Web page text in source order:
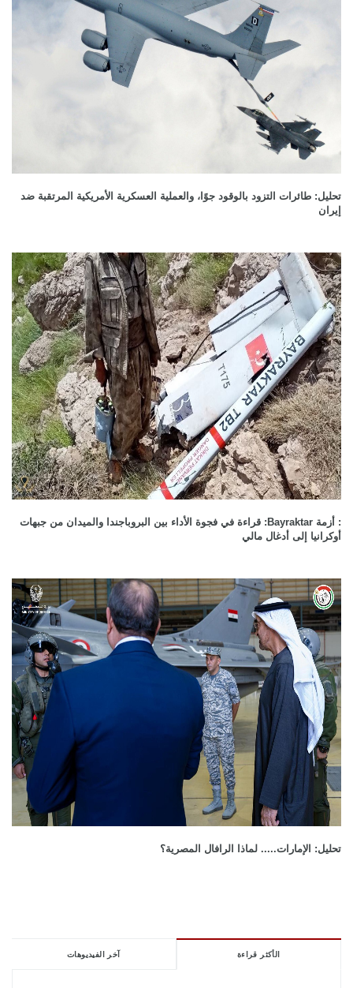
تحليل: طائرات التزود بالوقود جوًا، والعملية العسكرية الأمريكية المرتقبة ضد
إيران
: أزمة Bayraktar: قراءة في فجوة الأداء بين البروباجندا والميدان من جبهات
أوكرانيا إلى أدغال مالي
تحليل: الإمارات..... لماذا الرافال المصرية؟
الأكثر قراءة آخر الفيديوهات